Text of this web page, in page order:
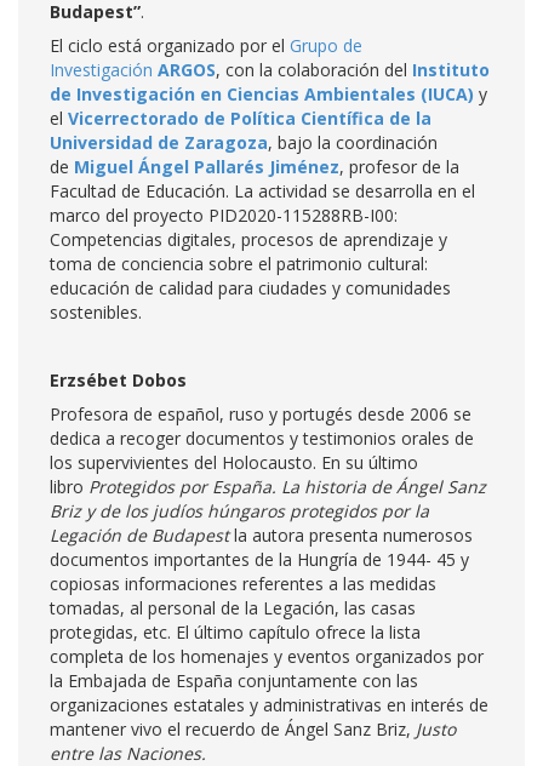
Budapest”.
El ciclo está organizado por el Grupo de
Investigación ARGOS, con la colaboración del Instituto
de Investigación en Ciencias Ambientales (IUCA) y
el Vicerrectorado de Política Científica de la
Universidad de Zaragoza, bajo la coordinación
de Miguel Ángel Pallarés Jiménez, profesor de la
Facultad de Educación. La actividad se desarrolla en el
marco del proyecto PID2020-115288RB-I00:
Competencias digitales, procesos de aprendizaje y
toma de conciencia sobre el patrimonio cultural:
educación de calidad para ciudades y comunidades
sostenibles.
Erzsébet Dobos
Profesora de español, ruso y portugés desde 2006 se
dedica a recoger documentos y testimonios orales de
los supervivientes del Holocausto. En su último
libro Protegidos por España. La historia de Ángel Sanz
Briz y de los judíos húngaros protegidos por la
Legación de Budapestla autora presenta numerosos
documentos importantes de la Hungría de 1944- 45 y
copiosas informaciones referentes a las medidas
tomadas, al personal de la Legación, las casas
protegidas, etc. El último capítulo ofrece la lista
completa de los homenajes y eventos organizados por
la Embajada de España conjuntamente con las
organizaciones estatales y administrativas en interés de
mantener vivo el recuerdo de Ángel Sanz Briz, Justo
entre las Naciones.